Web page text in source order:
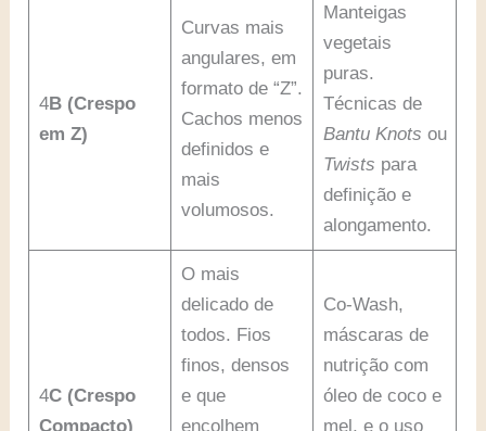
4B (Crespo
em Z)
Curvas mais
angulares, em
formato de “Z”.
Cachos menos
definidos e
mais
volumosos.
Manteigas
vegetais
puras.
Técnicas de
Bantu Knots ou
Twists para
definição e
alongamento.
4C (Crespo
Compacto)
O mais
delicado de
todos. Fios
finos, densos
e que
encolhem
Co-Wash,
máscaras de
nutrição com
óleo de coco e
mel, e o uso